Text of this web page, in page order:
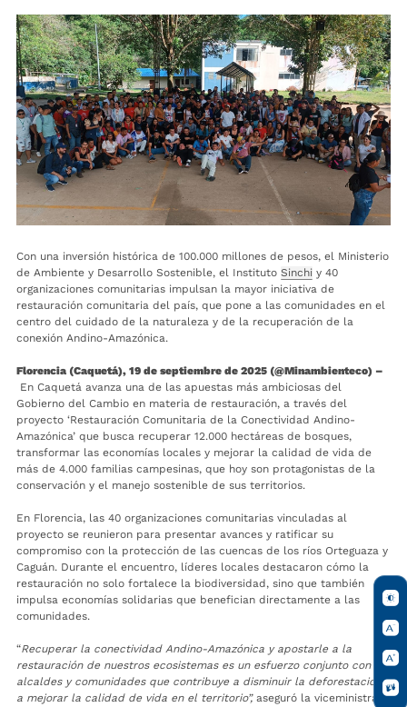
Con una inversión histórica de 100.000 millones de pesos, el Ministerio
de Ambiente y Desarrollo Sostenible, el Instituto Sinchi y 40
organizaciones comunitarias impulsan la mayor iniciativa de
restauración comunitaria del país, que pone a las comunidades en el
centro del cuidado de la naturaleza y de la recuperación de la
conexión Andino-Amazónica.
Florencia (Caquetá), 19 de septiembre de 2025 (@Minambienteco) –
En Caquetá avanza una de las apuestas más ambiciosas del
Gobierno del Cambio en materia de restauración, a través del
proyecto ‘Restauración Comunitaria de la Conectividad Andino-
Amazónica’ que busca recuperar 12.000 hectáreas de bosques,
transformar las economías locales y mejorar la calidad de vida de
más de 4.000 familias campesinas, que hoy son protagonistas de la
conservación y el manejo sostenible de sus territorios.
En Florencia, las 40 organizaciones comunitarias vinculadas al
proyecto se reunieron para presentar avances y ratificar su
compromiso con la protección de las cuencas de los ríos Orteguaza y
Caguán. Durante el encuentro, líderes locales destacaron cómo la
restauración no solo fortalece la biodiversidad, sino que también
impulsa economías solidarias que benefician directamente a las
comunidades.
“Recuperar la conectividad Andino-Amazónica y apostarle a la
restauración de nuestros ecosistemas es un esfuerzo conjunto con
alcaldes y comunidades que contribuye a disminuir la deforestación y
a mejorar la calidad de vida en el territorio”, aseguró la viceministra